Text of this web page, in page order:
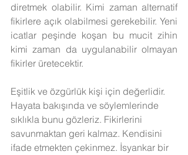
diretmek olabilir. Kimi zaman alternatif
fikirlere açık olabilmesi gerekebilir. Yeni
icatlar peşinde koşan bu mucit zihin
kimi zaman da uygulanabilir olmayan
fikirler üretecektir.
Eşitlik ve özgürlük kişi için değerlidir.
Hayata bakışında ve söylemlerinde
sıklıkla bunu gözleriz. Fikirlerini
savunmaktan geri kalmaz. Kendisini
ifade etmekten çekinmez. İsyankar bir